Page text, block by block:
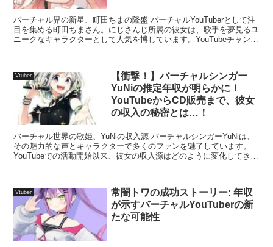
バーチャル界の新星、町田ちまの隆盛 バーチャルYouTuberとして注
目を集める町田ちまさん。にじさんじ所属の彼女は、歌手を夢見るユ
ニークなキャラクターとして人気を博しています。YouTubeチャンネ
Vtuber
【衝撃！】バーチャルシンガー
YuNiの推定年収が明らかに！
YouTubeからCD販売まで、彼女
の収入の秘密とは…！
バーチャル世界の歌姫、YuNiの収入源 バーチャルシンガーYuNiは、
その魅力的な声とキャラクターで多くのファンを魅了しています。
YouTubeでの活動開始以来、彼女の収入源はどのように変化してきた
Vtuber
常闇トワの成功ストーリー: 年収
が示すバーチャルYouTuberの新
たな可能性